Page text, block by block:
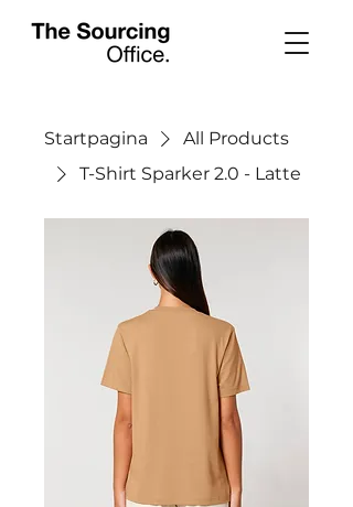
Startpagina
All Products
T-Shirt Sparker 2.0 - Latte